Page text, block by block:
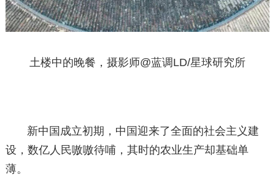
土楼中的晚餐，摄影师@蓝调LD/星球研究所
新中国成立初期，中国迎来了全面的社会主义建
设，数亿人民嗷嗷待哺，其时的农业生产却基础单
薄。